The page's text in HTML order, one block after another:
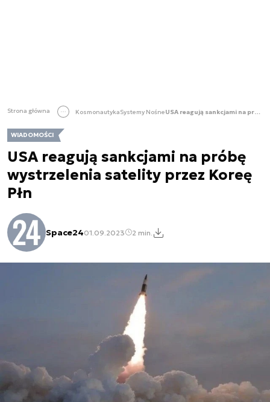
Strona główna KosmonautykaSystemy Nośne USA reagują sankcjami na próbę wystrzelenia satelity przez Koreę Płn
WIADOMOŚCI
USA reagują sankcjami na próbę
wystrzelenia satelity przez Koreę
Płn
Space2401.09.2023 2 min.